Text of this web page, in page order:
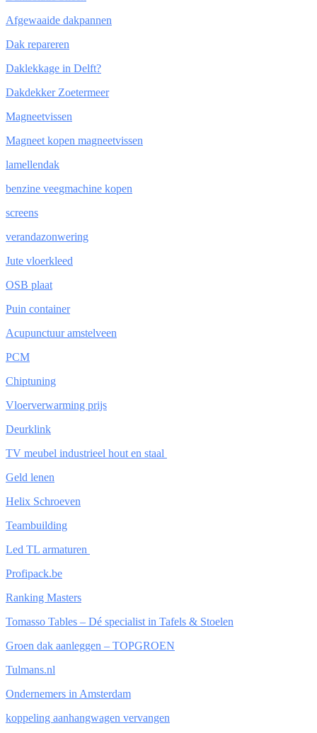
Afgewaaide dakpannen
Dak repareren
Daklekkage in Delft?
Dakdekker Zoetermeer
Magneetvissen
Magneet kopen magneetvissen
lamellendak
benzine veegmachine kopen
screens
verandazonwering
Jute vloerkleed
OSB plaat
Puin container
Acupunctuur amstelveen
PCM
Chiptuning
Vloerverwarming prijs
Deurklink
TV meubel industrieel hout en staal
Geld lenen
Helix Schroeven
Teambuilding
Led TL armaturen
Profipack.be
Ranking Masters
Tomasso Tables – Dé specialist in Tafels & Stoelen
Groen dak aanleggen – TOPGROEN
Tulmans.nl
Ondernemers in Amsterdam
koppeling aanhangwagen vervangen